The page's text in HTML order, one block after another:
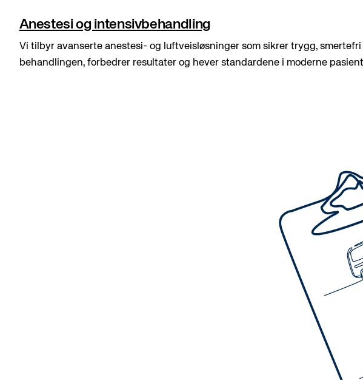
Anestesi og intensivbehandling
Vi tilbyr avanserte anestesi- og luftveisløsninger som sikrer trygg,
behandlingen, forbedrer resultater og hever standardene i moderne